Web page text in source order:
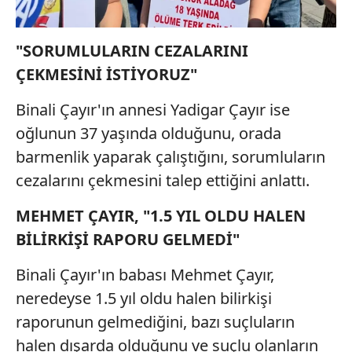
almak için lütfen
tıklayınız.
"SORUMLULARIN CEZALARINI
ÇEKMESİNİ İSTİYORUZ"
Binali Çayır'ın annesi Yadigar Çayır ise
oğlunun 37 yaşında olduğunu, orada
barmenlik yaparak çalıştığını, sorumluların
cezalarını çekmesini talep ettiğini anlattı.
MEHMET ÇAYIR, "1.5 YIL OLDU HALEN
BİLİRKİŞİ RAPORU GELMEDİ"
Binali Çayır'ın babası Mehmet Çayır,
neredeyse 1.5 yıl oldu halen bilirkişi
raporunun gelmediğini, bazı suçluların
halen dışarda olduğunu ve suçlu olanların